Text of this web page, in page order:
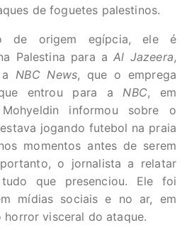
de foguetes palestinos.
de origem egípcia, ele é
Palestina para aAl Jazeera,
aNBC News, que o emprega
que entrou para aNBC, em
informou sobre o
jogando futebol na praia
momentos antes de serem
o jornalista a relatar
que presenciou. Ele foi
mídias sociais e no ar, em
visceral do ataque.